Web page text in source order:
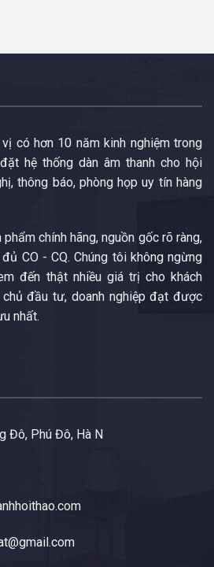
có hơn 10 năm kinh nghiệm trong
hệ thống dàn âm thanh cho hội
thông báo, phòng họp uy tín hàng
chính hãng, nguồn gốc rõ ràng,
CO - CQ. Chúng tôi không ngừng
đến thật nhiều giá trị cho khách
chủ đầu tư, doanh nghiệp đạt được
nhất.
Đô, Phú Đô, Hà N